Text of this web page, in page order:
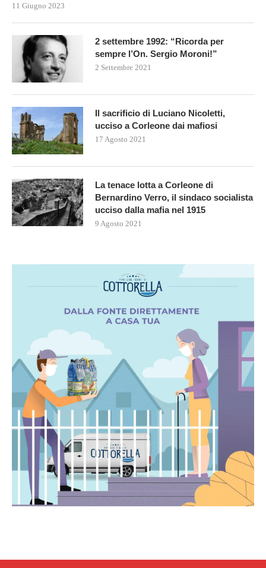
11 Giugno 2023
2 settembre 1992: “Ricorda per
sempre l’On. Sergio Moroni!”
2 Settembre 2021
Il sacrificio di Luciano Nicoletti,
ucciso a Corleone dai mafiosi
17 Agosto 2021
La tenace lotta a Corleone di
Bernardino Verro, il sindaco socialista
ucciso dalla mafia nel 1915
9 Agosto 2021